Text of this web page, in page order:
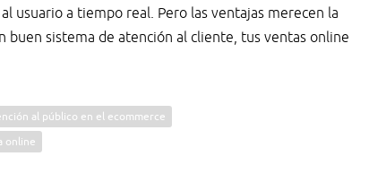
usuario a tiempo real. Pero las ventajas merecen la
buen sistema de atención al cliente, tus ventas online
al público en el ecommerce
online